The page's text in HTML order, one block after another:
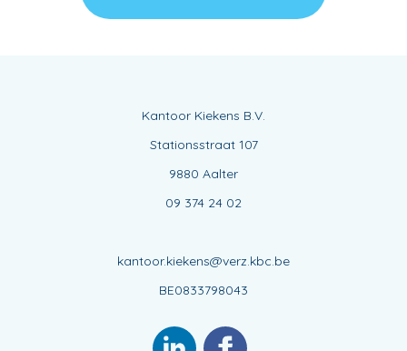
Kantoor Kiekens B.V.
Stationsstraat 107
9880 Aalter
09 374 24 02
kantoor.kiekens@verz.kbc.be
BE0833798043